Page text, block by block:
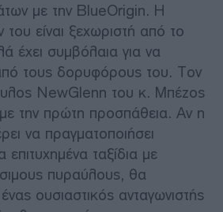
με την BlueOrigin. Η
του είναι ξεχωριστή από το
έχει συμβόλαια για να
τους δορυφόρους του. Τον
NewGlenn του κ. Μπέζος
την πρώτη προσπάθεια. Αν η
να πραγματοποιήσει
ταξίδια με
πυραύλους, θα
ουσιαστικός ανταγωνιστής